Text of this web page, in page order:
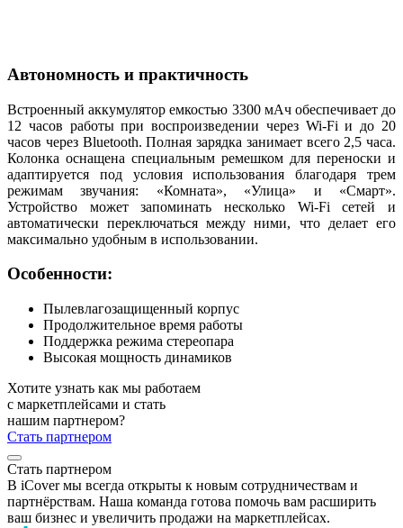
Автономность и практичность
Встроенный аккумулятор емкостью 3300 мАч обеспечивает до
12 часов работы при воспроизведении через Wi-Fi и до 20
часов через Bluetooth. Полная зарядка занимает всего 2,5 часа.
Колонка оснащена специальным ремешком для переноски и
адаптируется под условия использования благодаря трем
режимам звучания: «Комната», «Улица» и «Смарт».
Устройство может запоминать несколько Wi-Fi сетей и
автоматически переключаться между ними, что делает его
максимально удобным в использовании.
Особенности:
Пылевлагозащищенный корпус
Продолжительное время работы
Поддержка режима стереопара
Высокая мощность динамиков
Хотите узнать как мы работаем
с маркетплейсами и стать
нашим партнером?
Стать партнером
Стать партнером
В iCover мы всегда открыты к новым сотрудничествам и
партнёрствам. Наша команда готова помочь вам расширить
ваш бизнес и увеличить продажи на маркетплейсах.